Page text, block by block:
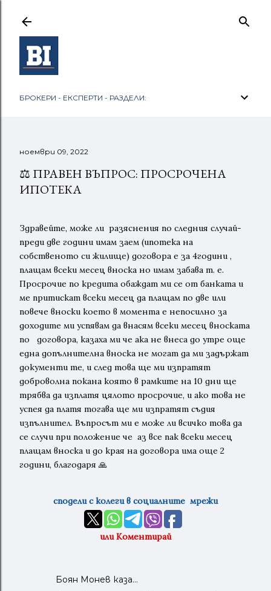
БРОКЕРИ - ЕКСПЕРТИ - РАЗДЕЛИ:
ноември 09, 2022
⚖️ ПРАВЕН ВЪПРОС: ПРОСРОЧЕНА
ИПОТЕКА
Здравейте, може ли разяснения по следния случай-
преди две години имам заем (ипотека на
собственото си жилище) договора е за 4години ,
плащам всеки месец вноска но имам забава т. е.
Просрочие по кредита обаждат ми се от банката и
ме притискат всеки месец да плащам по две или
повече вноски което в момента е непосилно за
доходите ми успявам да внасям всеки месец вноската
по договора, казаха ми че ака не внеса до утре още
една допълнителна вноска не могат да ми задържат
документи те, и след това ще ми изпратят
доброволна покана която в рамките на 10 дни ще
трябва да изплатя цялото просрочие, и ако това не
успея да платя тогава ще ми изпратят съдия
изпълнител. Въпросът ми е може ли всичко това да
се случи при положение че аз все пак всеки месец
плащам вноска и до края на договора има още 2
години, благодаря 🙏
сподели с колеги в социалните мрежи
или Коментирай
Боян Монев каза…